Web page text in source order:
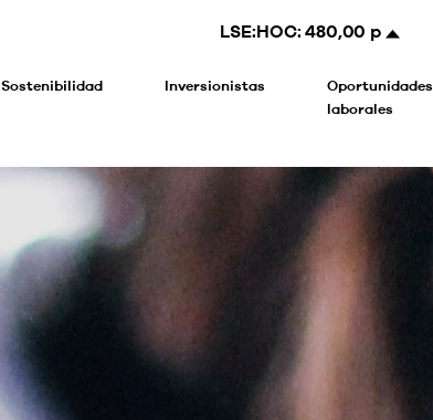
LSE:HOC:480,00 p
Sostenibilidad Inversionistas
Oportunidades
laborales